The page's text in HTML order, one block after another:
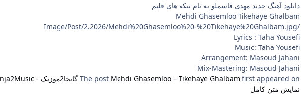
دانلود آهنگ جدید مهدی قاسملو به نام تیکه های قلبم
Mehdi Ghasemloo Tikehaye Ghalbam
/Image/Post/2.2026/Mehdi%20Ghasemloo%20-%20Tikehaye%20Ghalbam.jpg
Lyrics : Taha Yousefi
Music: Taha Yousefi
Arrangement: Masoud Jahani
Mix-Mastering: Masoud Jahani
The post Mehdi Ghasemloo – Tikehaye Ghalbam first appeared on گانجا2موزیک - Ganja2Music
نمایش متن کامل